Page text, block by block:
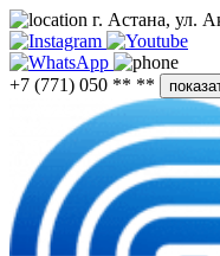
г. Астана, ул.
+7 (771) 050 ** **